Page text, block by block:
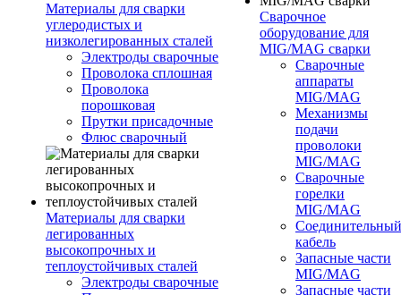
Материалы для сварки
углеродистых и
низколегированных сталей
Электроды сварочные
Проволока сплошная
Проволока
порошковая
Прутки присадочные
Флюс сварочный
Материалы для сварки
легированных
высокопрочных и
теплоустойчивых сталей
Электроды сварочные
Сварочное
оборудование для
MIG/MAG сварки
Сварочные
аппараты
MIG/MAG
Механизмы
подачи
проволоки
MIG/MAG
Сварочные
горелки
MIG/MAG
Соединительный
кабель
Запасные части
MIG/MAG
Запасные части